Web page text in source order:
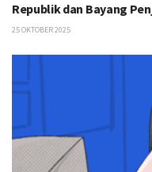
Republik dan Bayang
25 OKTOBER 2025